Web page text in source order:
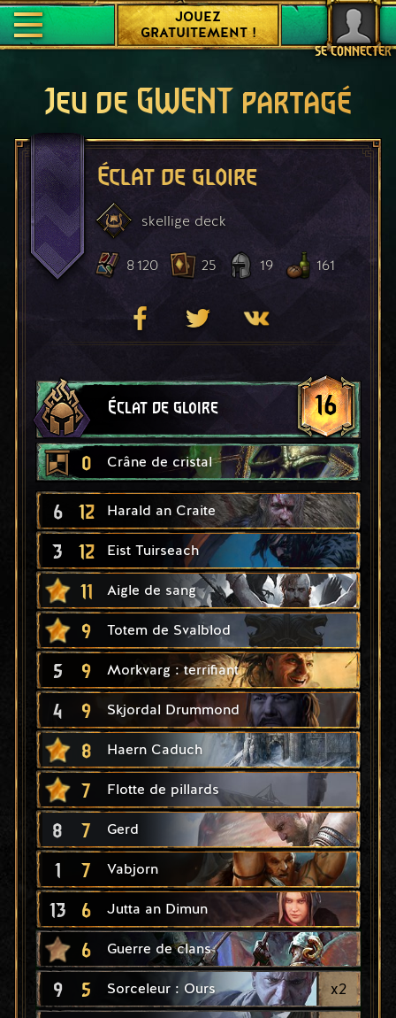
SE CONNECTER
JOUEZ
GRATUITEMENT !
Jeu de GWENT partagé
Éclat de gloire
skellige deck
8 120 25 19 161
Éclat de gloire 16
0 Crâne de cristal
6 12 Harald an Craite
3 12 Eist Tuirseach
11 Aigle de sang
9 Totem de Svalblod
5 9 Morkvarg : terrifiant
4 9 Skjordal Drummond
8 Haern Caduch
7 Flotte de pillards
8 7 Gerd
1 7 Vabjorn
13 6 Jutta an Dimun
6 Guerre de clans
9 5 Sorceleur : Ours x2